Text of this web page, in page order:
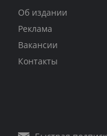
Об издании
Реклама
Вакансии
Контакты